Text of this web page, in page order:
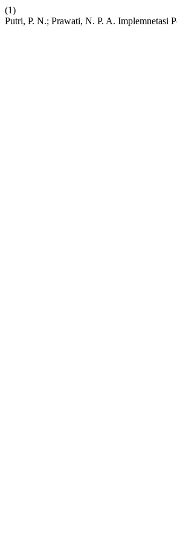
(1)
Putri, P. N.; Prawati, N. P. A. Implemnetasi